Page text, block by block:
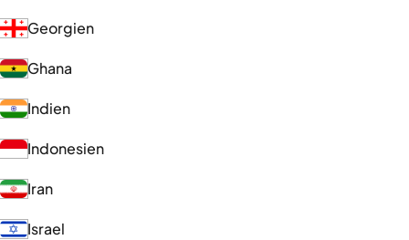
Georgien
Ghana
Indien
Indonesien
Iran
Israel